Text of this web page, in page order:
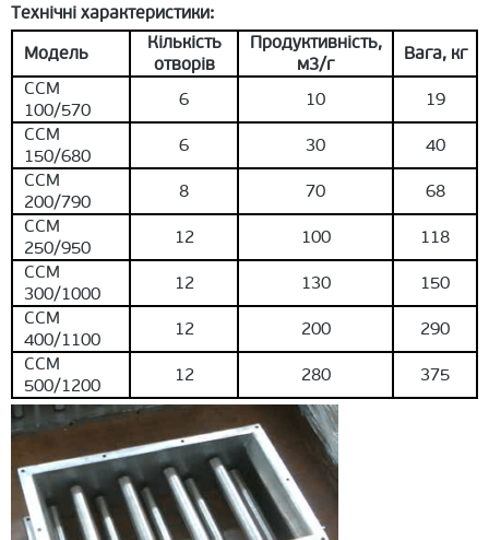
Технічні характеристики:
Модель
Кількість
отворів
Продуктивність,
м3/г
Вага, кг
ССМ
100/570
6 10
19
ССМ
150/680
6 30
40
ССМ
200/790
8 70
68
ССМ
250/950
12 100
118
ССМ
300/1000
12 130
150
ССМ
400/1100
12 200
290
ССМ
500/1200
12 280 375